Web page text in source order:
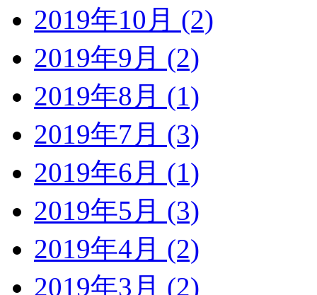
2019年10月 (2)
2019年9月 (2)
2019年8月 (1)
2019年7月 (3)
2019年6月 (1)
2019年5月 (3)
2019年4月 (2)
2019年3月 (2)